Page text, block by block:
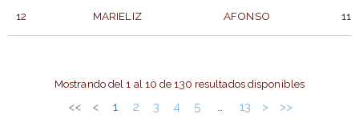
12 MARIELIZ AFONSO 116
Mostrando del 1 al 10 de 130 resultados disponibles
<< < 1 2 3 4 5 … 13 > >>